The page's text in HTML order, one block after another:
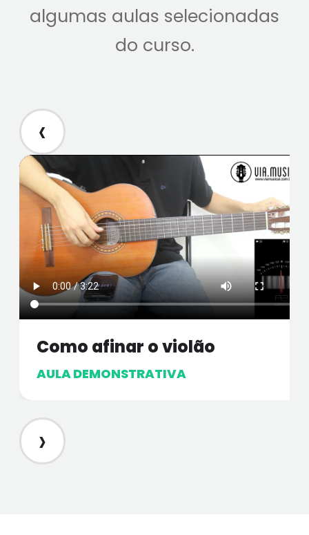
algumas aulas selecionadas
do curso.
‹
Como afinar o violão
AULA DEMONSTRATIVA
›